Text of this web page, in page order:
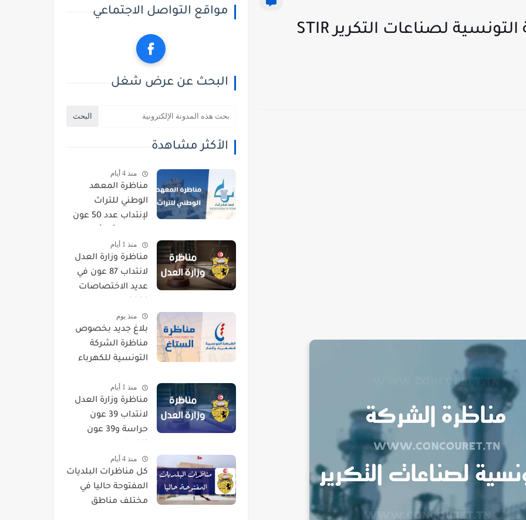
بلاغ بخصوص مناظرة الشركة التونسية لصناعات التكرير STIR
مواقع التواصل الاجتماعي
البحث عن عرض شغل
الأكثر مشاهدة
منذ 4 أيام
مناظرة المعهد
الوطني للتراث
لإنتداب عدد 50 عون
2026
منذ 1 أيام
مناظرة وزارة العدل
لانتداب 87 عون في
عديد الاختصاصات
منذ يوم
بلاغ جديد بخصوص
مناظرة الشركة
التونسية للكهرباء
إطارات
منذ 1 أيام
مناظرة وزارة العدل
لانتداب 39 عون
حراسة و39 عون
منذ 4 أيام
كل مناظرات البلديات
المفتوحة حاليا في
مختلف مناطق